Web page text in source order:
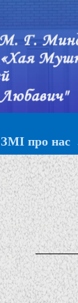
ЗМІ про нас